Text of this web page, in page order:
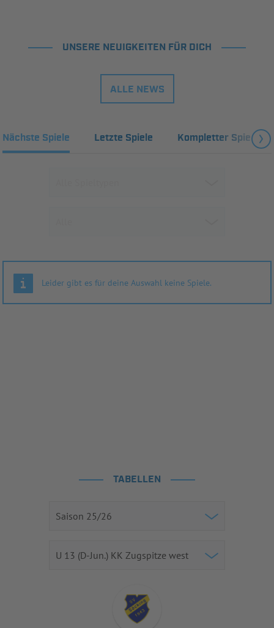
UNSERE NEUIGKEITEN FÜR DICH
ALLE NEWS
Nächste Spiele Letzte Spiele Kompletter Spielplan
Leider gibt es für deine Auswahl keine Spiele.
TABELLEN